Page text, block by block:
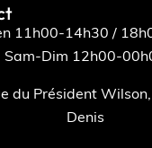
11h00-14h30 /
Sam-Dim 12h00-
du Président
Denis